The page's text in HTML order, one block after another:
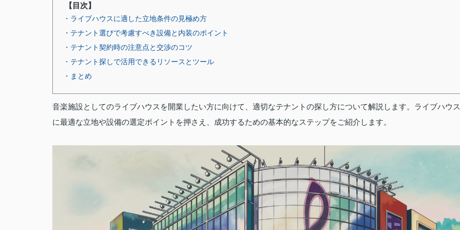
【目次】
・ライブハウスに適した立地条件の見極め方
・テナント選びで考慮すべき設備と内装のポイント
・テナント契約時の注意点と交渉のコツ
・テナント探しで活用できるリソースとツール
・まとめ
音楽施設としてのライブハウスを開業したい方に向けて、適切なテナントの探し方について解説します。ライブハウス
に最適な立地や設備の選定ポイントを押さえ、成功するための基本的なステップをご紹介します。